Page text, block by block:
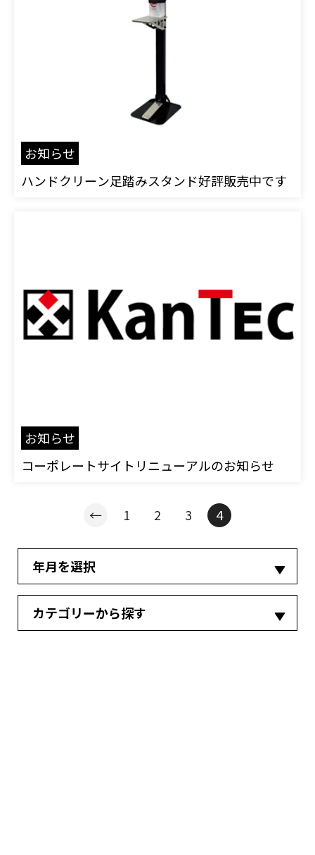
お知らせ
ハンドクリーン足踏みスタンド好評販売中です
お知らせ
コーポレートサイトリニューアルのお知らせ
← 1 2 3 4